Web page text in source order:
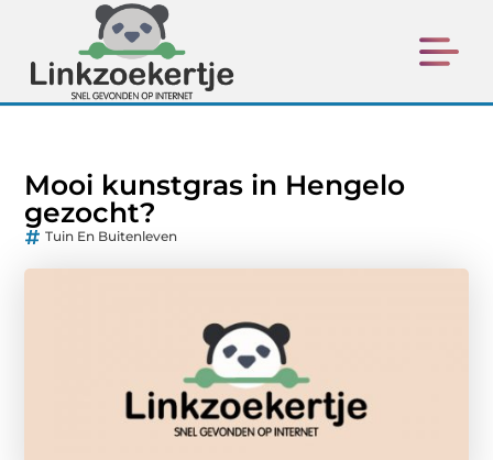
Mooi kunstgras in Hengelo
gezocht?
Tuin En Buitenleven